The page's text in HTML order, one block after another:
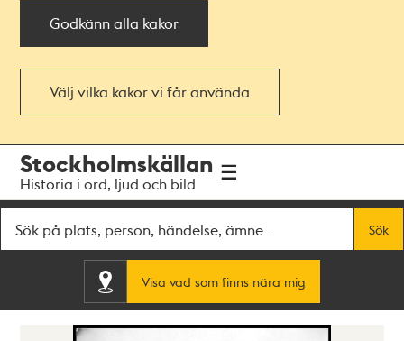
Godkänn alla kakor
Välj vilka kakor vi får använda
navigationen
huvudinnehållet
Stockholmskällan
Historia i ord, ljud och bild
Sök
Visa vad som finns nära mig